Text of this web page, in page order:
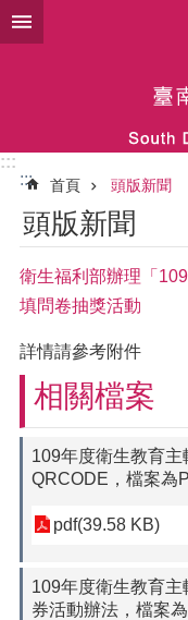
跳到主要內容區塊
:::
:::
首頁 頭版新聞
頭版新聞
衛生福利部辦理「
填問卷抽獎活動
詳情請參考附件
相關檔案
109年度衛生教育主
QRCODE，檔案為
pdf(39.58 KB)
109年度衛生教育
券活動辦法，檔案